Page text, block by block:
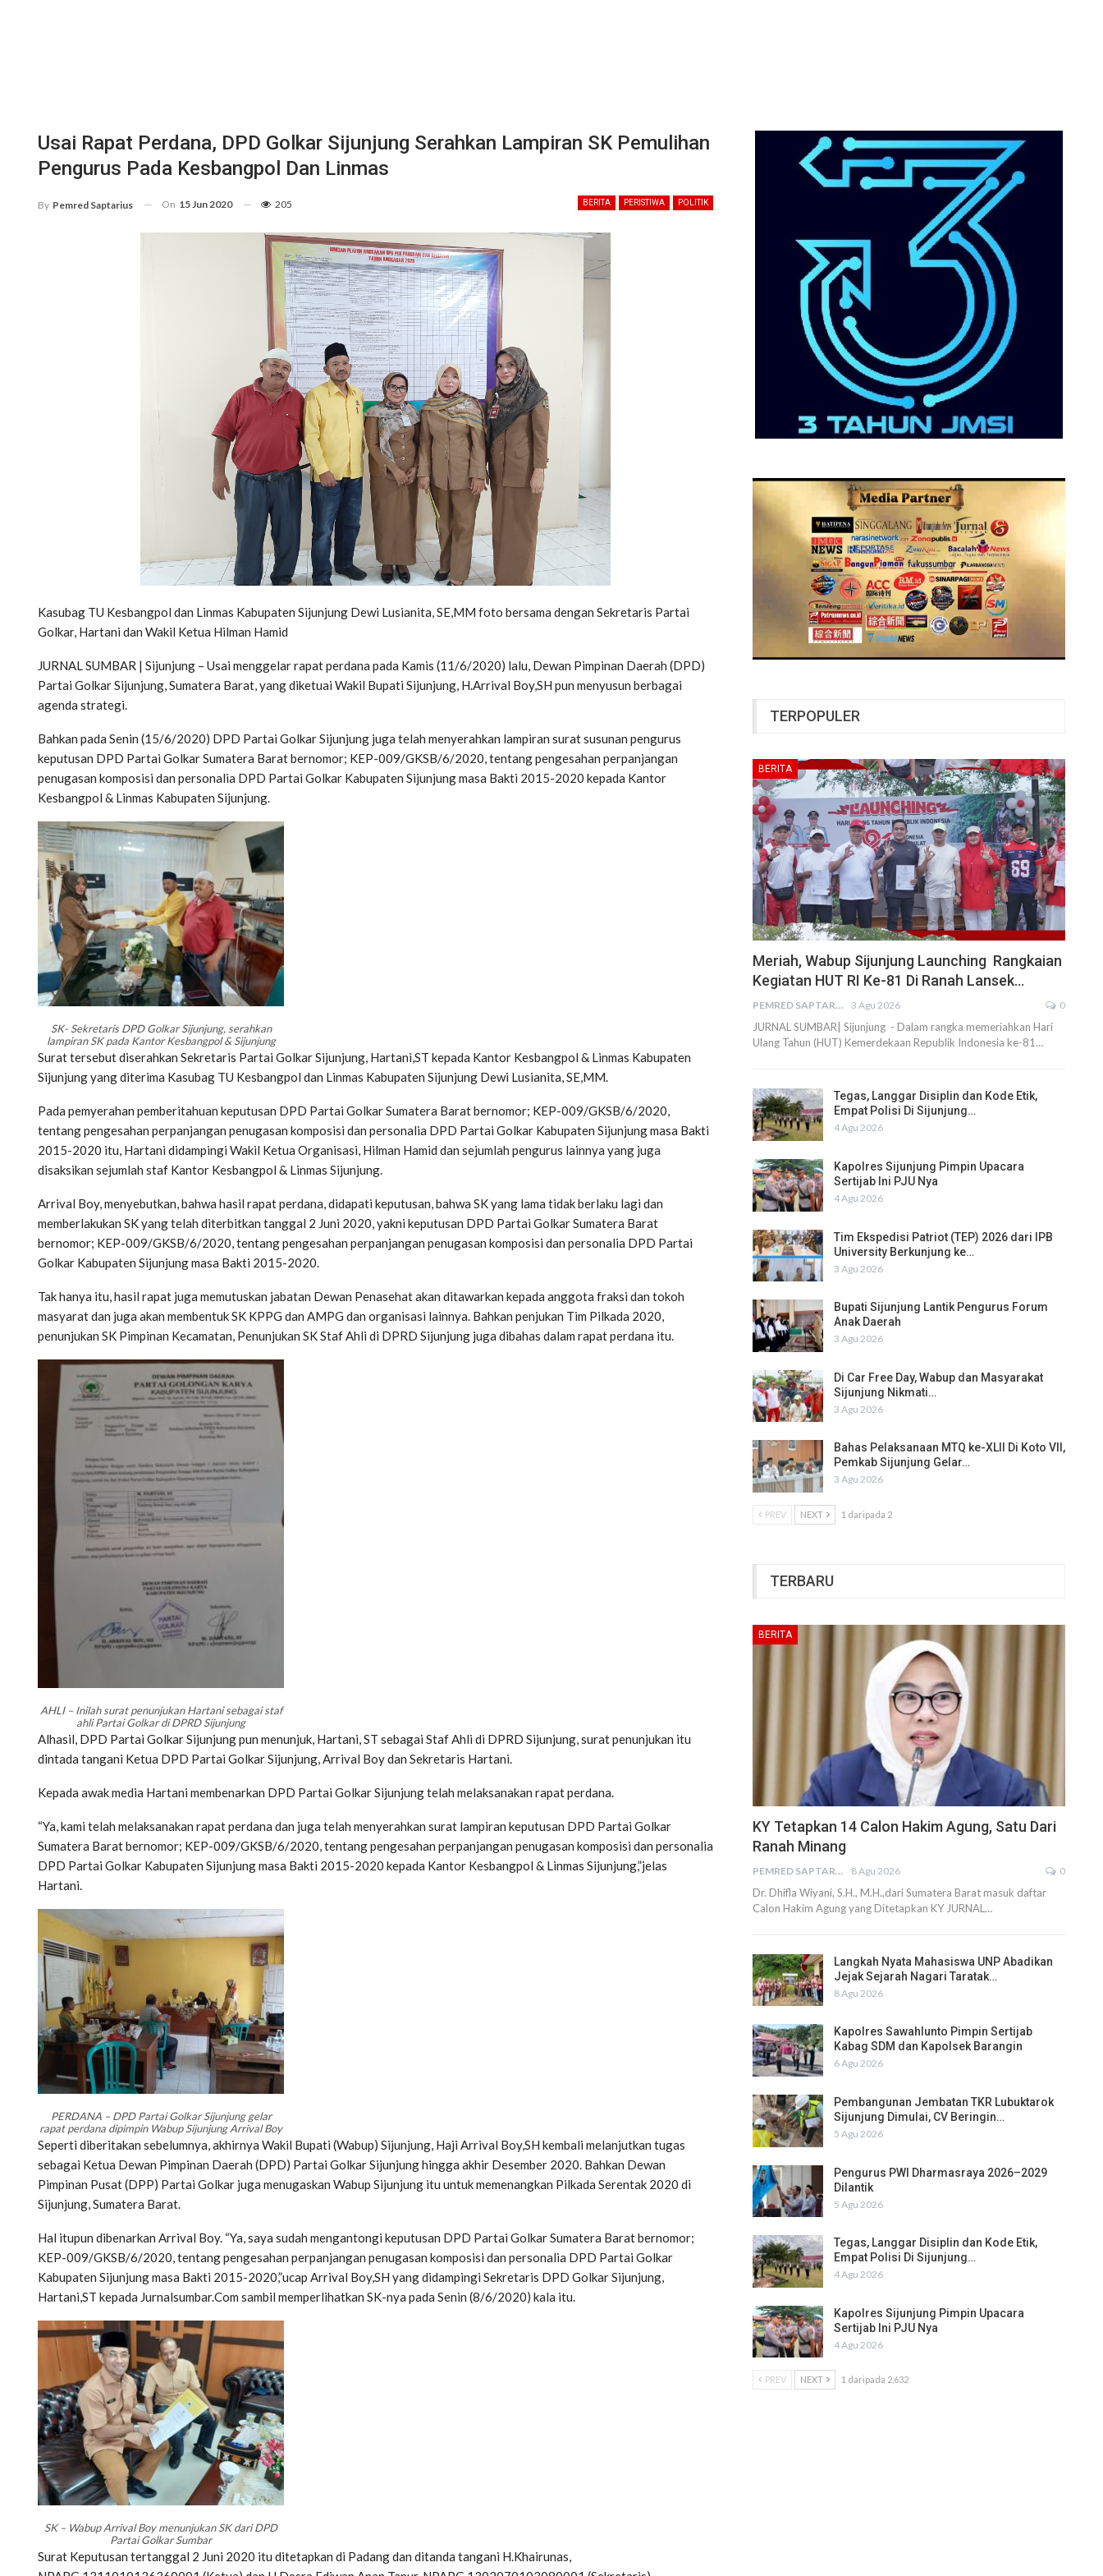
Usai Rapat Perdana, DPD Golkar Sijunjung Serahkan Lampiran SK Pemulihan
Pengurus Pada Kesbangpol Dan Linmas
BERITA PERISTIWA POLITIK
By Pemred Saptarius On 15 Jun 2020 205
Kasubag TU Kesbangpol dan Linmas Kabupaten Sijunjung Dewi Lusianita, SE,MM foto bersama dengan Sekretaris Partai
Golkar, Hartani dan Wakil Ketua Hilman Hamid
JURNAL SUMBAR | Sijunjung – Usai menggelar rapat perdana pada Kamis (11/6/2020) lalu, Dewan Pimpinan Daerah (DPD)
Partai Golkar Sijunjung, Sumatera Barat, yang diketuai Wakil Bupati Sijunjung, H.Arrival Boy,SH pun menyusun berbagai
agenda strategi.
Bahkan pada Senin (15/6/2020) DPD Partai Golkar Sijunjung juga telah menyerahkan lampiran surat susunan pengurus
keputusan DPD Partai Golkar Sumatera Barat bernomor; KEP-009/GKSB/6/2020, tentang pengesahan perpanjangan
penugasan komposisi dan personalia DPD Partai Golkar Kabupaten Sijunjung masa Bakti 2015-2020 kepada Kantor
Kesbangpol & Linmas Kabupaten Sijunjung.
SK- Sekretaris DPD Golkar Sijunjung, serahkan
lampiran SK pada Kantor Kesbangpol & Sijunjung
Surat tersebut diserahkan Sekretaris Partai Golkar Sijunjung, Hartani,ST kepada Kantor Kesbangpol & Linmas Kabupaten
Sijunjung yang diterima Kasubag TU Kesbangpol dan Linmas Kabupaten Sijunjung Dewi Lusianita, SE,MM.
Pada pemyerahan pemberitahuan keputusan DPD Partai Golkar Sumatera Barat bernomor; KEP-009/GKSB/6/2020,
tentang pengesahan perpanjangan penugasan komposisi dan personalia DPD Partai Golkar Kabupaten Sijunjung masa Bakti
2015-2020 itu, Hartani didampingi Wakil Ketua Organisasi, Hilman Hamid dan sejumlah pengurus lainnya yang juga
disaksikan sejumlah staf Kantor Kesbangpol & Linmas Sijunjung.
Arrival Boy, menyebutkan, bahwa hasil rapat perdana, didapati keputusan, bahwa SK yang lama tidak berlaku lagi dan
memberlakukan SK yang telah diterbitkan tanggal 2 Juni 2020, yakni keputusan DPD Partai Golkar Sumatera Barat
bernomor; KEP-009/GKSB/6/2020, tentang pengesahan perpanjangan penugasan komposisi dan personalia DPD Partai
Golkar Kabupaten Sijunjung masa Bakti 2015-2020.
Tak hanya itu, hasil rapat juga memutuskan jabatan Dewan Penasehat akan ditawarkan kepada anggota fraksi dan tokoh
masyarat dan juga akan membentuk SK KPPG dan AMPG dan organisasi lainnya. Bahkan penjukan Tim Pilkada 2020,
penunjukan SK Pimpinan Kecamatan, Penunjukan SK Staf Ahli di DPRD Sijunjung juga dibahas dalam rapat perdana itu.
AHLI – Inilah surat penunjukan Hartani sebagai staf
ahli Partai Golkar di DPRD Sijunjung
Alhasil, DPD Partai Golkar Sijunjung pun menunjuk, Hartani, ST sebagai Staf Ahli di DPRD Sijunjung, surat penunjukan itu
dintada tangani Ketua DPD Partai Golkar Sijunjung, Arrival Boy dan Sekretaris Hartani.
Kepada awak media Hartani membenarkan DPD Partai Golkar Sijunjung telah melaksanakan rapat perdana.
“Ya, kami telah melaksanakan rapat perdana dan juga telah menyerahkan surat lampiran keputusan DPD Partai Golkar
Sumatera Barat bernomor; KEP-009/GKSB/6/2020, tentang pengesahan perpanjangan penugasan komposisi dan personalia
DPD Partai Golkar Kabupaten Sijunjung masa Bakti 2015-2020 kepada Kantor Kesbangpol & Linmas Sijunjung,”jelas
Hartani.
PERDANA – DPD Partai Golkar Sijunjung gelar
rapat perdana dipimpin Wabup Sijunjung Arrival Boy
Seperti diberitakan sebelumnya, akhirnya Wakil Bupati (Wabup) Sijunjung, Haji Arrival Boy,SH kembali melanjutkan tugas
sebagai Ketua Dewan Pimpinan Daerah (DPD) Partai Golkar Sijunjung hingga akhir Desember 2020. Bahkan Dewan
Pimpinan Pusat (DPP) Partai Golkar juga menugaskan Wabup Sijunjung itu untuk memenangkan Pilkada Serentak 2020 di
Sijunjung, Sumatera Barat.
Hal itupun dibenarkan Arrival Boy. “Ya, saya sudah mengantongi keputusan DPD Partai Golkar Sumatera Barat bernomor;
KEP-009/GKSB/6/2020, tentang pengesahan perpanjangan penugasan komposisi dan personalia DPD Partai Golkar
Kabupaten Sijunjung masa Bakti 2015-2020,”ucap Arrival Boy,SH yang didampingi Sekretaris DPD Golkar Sijunjung,
Hartani,ST kepada Jurnalsumbar.Com sambil memperlihatkan SK-nya pada Senin (8/6/2020) kala itu.
SK – Wabup Arrival Boy menunjukan SK dari DPD
Partai Golkar Sumbar
Surat Keputusan tertanggal 2 Juni 2020 itu ditetapkan di Padang dan ditanda tangani H.Khairunas,
TERPOPULER
BERITA
Meriah, Wabup Sijunjung Launching Rangkaian
Kegiatan HUT RI Ke-81 Di Ranah Lansek…
PEMRED SAPTARIUS 3 Agu 2026 0
JURNAL SUMBAR| Sijunjung - Dalam rangka memeriahkan Hari
Ulang Tahun (HUT) Kemerdekaan Republik Indonesia ke-81…
Tegas, Langgar Disiplin dan Kode Etik,
Empat Polisi Di Sijunjung…
4 Agu 2026
Kapolres Sijunjung Pimpin Upacara
Sertijab Ini PJU Nya
4 Agu 2026
Tim Ekspedisi Patriot (TEP) 2026 dari IPB
University Berkunjung ke…
3 Agu 2026
Bupati Sijunjung Lantik Pengurus Forum
Anak Daerah
3 Agu 2026
Di Car Free Day, Wabup dan Masyarakat
Sijunjung Nikmati…
3 Agu 2026
Bahas Pelaksanaan MTQ ke-XLII Di Koto VII,
Pemkab Sijunjung Gelar…
3 Agu 2026
PREV NEXT 1 daripada 2
TERBARU
BERITA
KY Tetapkan 14 Calon Hakim Agung, Satu Dari
Ranah Minang
PEMRED SAPTARIUS 8 Agu 2026 0
Dr. Dhifla Wiyani, S.H., M.H.,dari Sumatera Barat masuk daftar
Calon Hakim Agung yang Ditetapkan KY JURNAL…
Langkah Nyata Mahasiswa UNP Abadikan
Jejak Sejarah Nagari Taratak…
8 Agu 2026
Kapolres Sawahlunto Pimpin Sertijab
Kabag SDM dan Kapolsek Barangin
6 Agu 2026
Pembangunan Jembatan TKR Lubuktarok
Sijunjung Dimulai, CV Beringin…
5 Agu 2026
Pengurus PWI Dharmasraya 2026–2029
Dilantik
5 Agu 2026
Tegas, Langgar Disiplin dan Kode Etik,
Empat Polisi Di Sijunjung…
4 Agu 2026
Kapolres Sijunjung Pimpin Upacara
Sertijab Ini PJU Nya
4 Agu 2026
PREV NEXT 1 daripada 2,632